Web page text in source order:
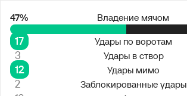
47% Владение мячом
17 Удары по воротам
3
Удары в створ
12
Удары мимо
2
Заблокированные удары